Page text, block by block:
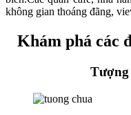
không gian thoáng đãng,
Khám phá các